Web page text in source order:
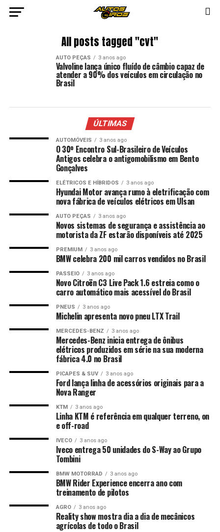
All posts tagged "cvt"
AUTO PEÇAS 3 anos ago
Valvoline lança único fluído de câmbio capaz de
atender a 90% dos veículos em circulação no
Brasil
ÚLTIMAS
AUTOMÓVEIS 3 anos ago
O 30º Encontro Sul-Brasileiro de Veículos
Antigos celebra o antigomobilismo em Bento
Gonçalves
ELÉTRICOS E HÍBRIDOS 3 anos ago
Hyundai Motor avança rumo à eletrificação com
nova fábrica de veículos elétricos em Ulsan
AUTO PEÇAS 3 anos ago
Novos sistemas de segurança e assistência ao
motorista da ZF estarão disponíveis até 2025
PREMIUM 3 anos ago
BMW celebra 200 mil carros vendidos no Brasil
PASSEIO 3 anos ago
Novo Citroën C3 Live Pack 1.6 estreia como o
carro automático mais acessível do Brasil
PNEUS 3 anos ago
Michelin apresenta novo pneu LTX Trail
MERCEDES-BENZ 3 anos ago
Mercedes-Benz inicia entrega de ônibus
elétricos produzidos em série na sua moderna
fábrica 4.0 no Brasil
PICAPES & SUV 3 anos ago
Ford lança linha de acessórios originais para a
Nova Ranger
KTM 3 anos ago
Linha KTM é referência em qualquer terreno, on
e off-road
IVECO 3 anos ago
Iveco entrega 50 unidades do S-Way ao Grupo
Tombini
BMW MOTORRAD 3 anos ago
BMW Rider Experience encerra ano com
treinamento de pilotos
AGRO 3 anos ago
Reality show mostra dia a dia de mecânicos
agrícolas de todo o Brasil